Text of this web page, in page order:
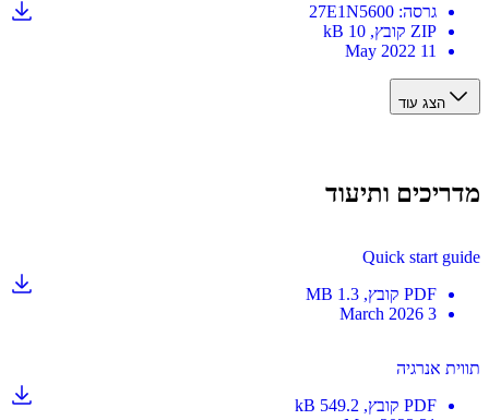
גרסה :
27E1N5600
ZIP
קובץ , 10 kB
הצג עוד
ותיעוד
Quick start
PDF
קובץ , 1.3 MB
אנרגיה
PDF
קובץ , 549.2 kB